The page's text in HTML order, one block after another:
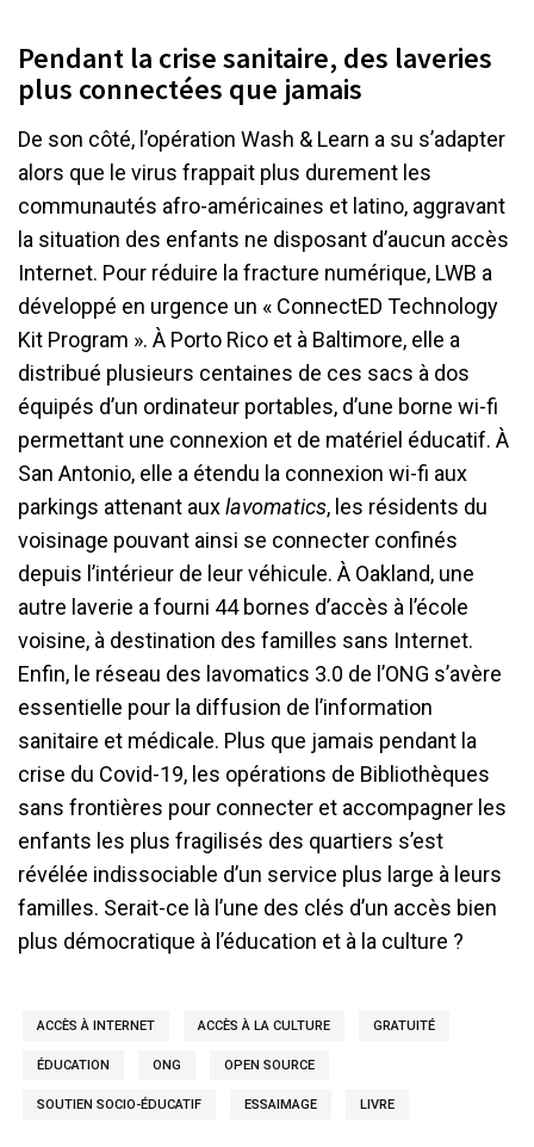
Pendant la crise sanitaire, des laveries
plus connectées que jamais
De son côté, l’opération Wash & Learn a su s’adapter
alors que le virus frappait plus durement les
communautés afro-américaines et latino, aggravant
la situation des enfants ne disposant d’aucun accès
Internet. Pour réduire la fracture numérique, LWB a
développé en urgence un « ConnectED Technology
Kit Program ». À Porto Rico et à Baltimore, elle a
distribué plusieurs centaines de ces sacs à dos
équipés d’un ordinateur portables, d’une borne wi-fi
permettant une connexion et de matériel éducatif. À
San Antonio, elle a étendu la connexion wi-fi aux
parkings attenant auxlavomatics, les résidents du
voisinage pouvant ainsi se connecter confinés
depuis l’intérieur de leur véhicule. À Oakland, une
autre laverie a fourni 44 bornes d’accès à l’école
voisine, à destination des familles sans Internet.
Enfin, le réseau des lavomatics 3.0 de l’ONG s’avère
essentielle pour la diffusion de l’information
sanitaire et médicale. Plus que jamais pendant la
crise du Covid-19, les opérations de Bibliothèques
sans frontières pour connecter et accompagner les
enfants les plus fragilisés des quartiers s’est
révélée indissociable d’un service plus large à leurs
familles. Serait-ce là l’une des clés d’un accès bien
plus démocratique à l’éducation et à la culture ?
ACCÈS À INTERNET ACCÈS À LA CULTURE GRATUITÉ
ÉDUCATION ONG OPEN SOURCE
SOUTIEN SOCIO-ÉDUCATIF ESSAIMAGE LIVRE